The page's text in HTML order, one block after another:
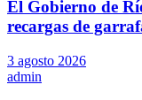
El Gobierno de
recargas de
3 agosto 2026
admin